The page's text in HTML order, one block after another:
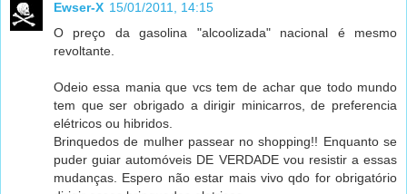
Ewser-X 15/01/2011, 14:15
O preço da gasolina "alcoolizada" nacional é mesmo
revoltante.
Odeio essa mania que vcs tem de achar que todo mundo
tem que ser obrigado a dirigir minicarros, de preferencia
elétricos ou hibridos.
Brinquedos de mulher passear no shopping!! Enquanto se
puder guiar automóveis DE VERDADE vou resistir a essas
mudanças. Espero não estar mais vivo qdo for obrigatório